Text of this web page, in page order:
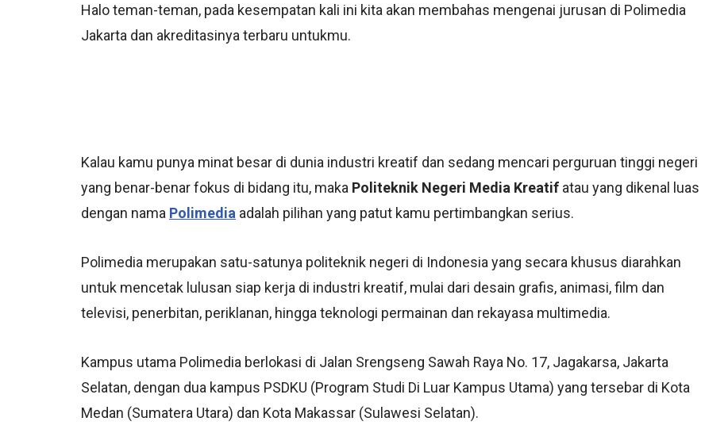
Halo teman-teman, pada kesempatan kali ini kita akan membahas mengenai jurusan di Polimedia
Jakarta dan akreditasinya terbaru untukmu.
Kalau kamu punya minat besar di dunia industri kreatif dan sedang mencari perguruan tinggi negeri
yang benar-benar fokus di bidang itu, maka Politeknik Negeri Media Kreatif atau yang dikenal luas
dengan nama Polimedia adalah pilihan yang patut kamu pertimbangkan serius.
Polimedia merupakan satu-satunya politeknik negeri di Indonesia yang secara khusus diarahkan
untuk mencetak lulusan siap kerja di industri kreatif, mulai dari desain grafis, animasi, film dan
televisi, penerbitan, periklanan, hingga teknologi permainan dan rekayasa multimedia.
Kampus utama Polimedia berlokasi di Jalan Srengseng Sawah Raya No. 17, Jagakarsa, Jakarta
Selatan, dengan dua kampus PSDKU (Program Studi Di Luar Kampus Utama) yang tersebar di Kota
Medan (Sumatera Utara) dan Kota Makassar (Sulawesi Selatan).